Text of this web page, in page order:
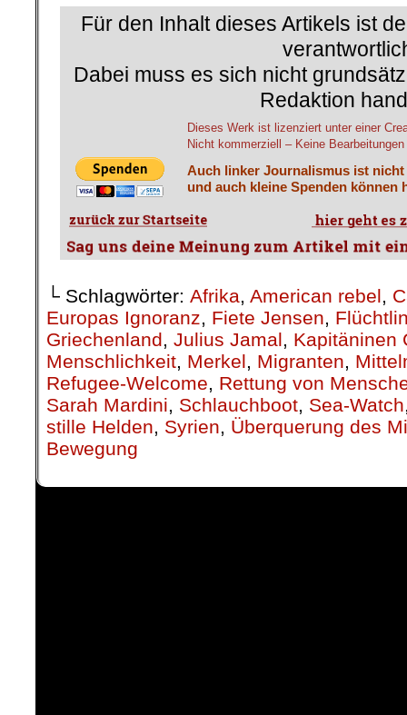
Für den Inhalt dieses Artikels ist
Dabei muss es sich nicht
Redaktion
Dieses Werk ist lizenziert unter einer
Nicht kommerziell – Keine
Auch linker Journalismus ist
und auch kleine Spenden
└ Schlagwörter: Afrika American rebel
Europas Ignoranz
Fiete Jensen
Griechenland Julius Jamal
Kapitäninen
Menschlichkeit Merkel Migranten
Refugee-Welcome
Rettung von
Sarah Mardini
Schlauchboot Sea-Watch
stille Helden
Syrien
Überquerung des
Bewegung